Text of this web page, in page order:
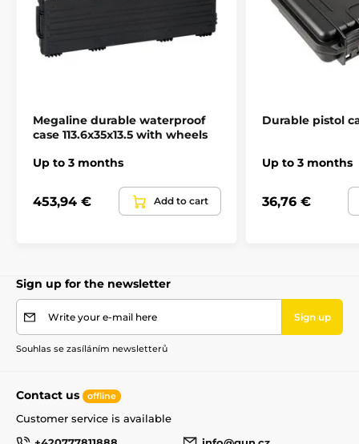
Megaline durable waterproof
case 113.6x35x13.5 with wheels
Up to 3 months
453,94 € Add to cart
Durable pistol
Up to 3 months
36,76 €
Sign up for the newsletter
Write your e-mail here Sign up
Souhlas se zasíláním newsletterů
Contact us offline
Customer service is available